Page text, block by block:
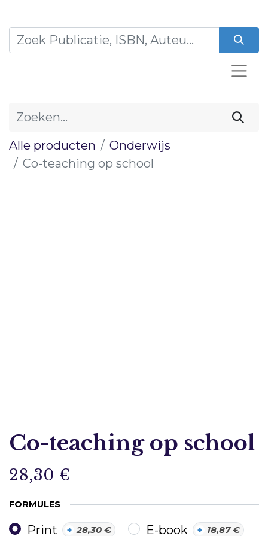
Alle producten
Onderwijs
Co-teaching op school
Co-teaching op school
28,30 €
FORMULES
Print + 28,30 € E-book + 18,87€